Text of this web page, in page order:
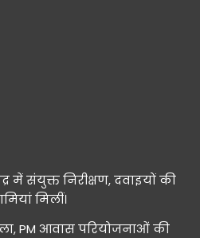
में संयुक्त निरीक्षण, दवाइयों की
मिलीं।
PM आवास परियोजनाओं की